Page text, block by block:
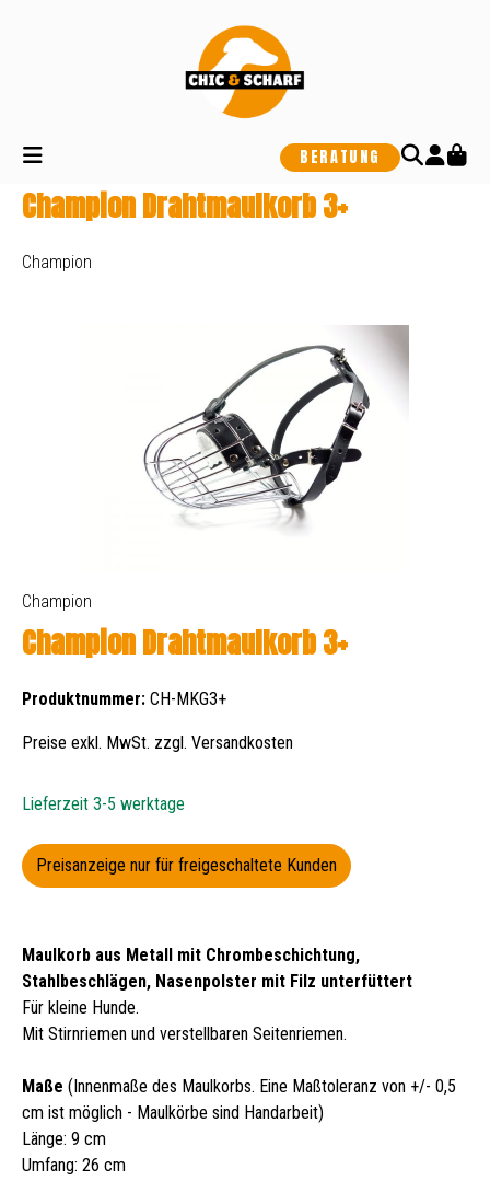
BERATUNG
Champion Drahtmaulkorb 3+
Champion
Champion
Champion Drahtmaulkorb 3+
Produktnummer: CH-MKG3+
Preise exkl. MwSt. zzgl. Versandkosten
Lieferzeit 3-5 werktage
Preisanzeige nur für freigeschaltete Kunden
Maulkorb aus Metall mit Chrombeschichtung,
Stahlbeschlägen, Nasenpolster mit Filz unterfüttert
Für kleine Hunde.
Mit Stirnriemen und verstellbaren Seitenriemen.
Maße (Innenmaße des Maulkorbs. Eine Maßtoleranz von +/- 0,5
cm ist möglich - Maulkörbe sind Handarbeit)
Länge: 9 cm
Umfang: 26 cm